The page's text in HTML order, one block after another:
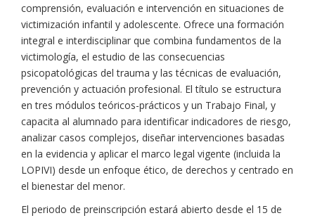
comprensión, evaluación e intervención en situaciones de
victimización infantil y adolescente. Ofrece una formación
integral e interdisciplinar que combina fundamentos de la
victimología, el estudio de las consecuencias
psicopatológicas del trauma y las técnicas de evaluación,
prevención y actuación profesional. El título se estructura
en tres módulos teóricos-prácticos y un Trabajo Final, y
capacita al alumnado para identificar indicadores de riesgo,
analizar casos complejos, diseñar intervenciones basadas
en la evidencia y aplicar el marco legal vigente (incluida la
LOPIVI) desde un enfoque ético, de derechos y centrado en
el bienestar del menor.
El periodo de preinscripción estará abierto desde el 15 de